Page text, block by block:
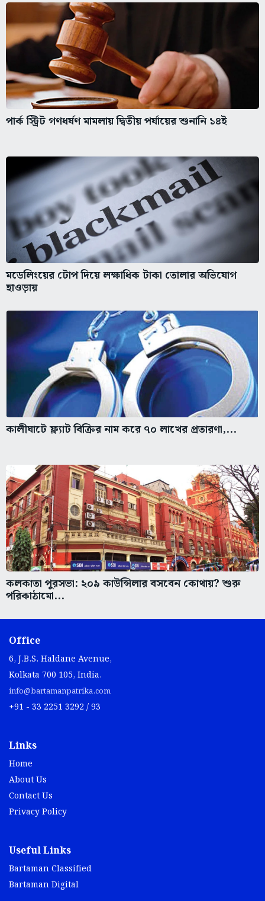
পার্ক স্ট্রিট গণধর্ষণ মামলায় দ্বিতীয় পর্যায়ের শুনানি ১৪ই
মডেলিংয়ের টোপ দিয়ে লক্ষাধিক টাকা তোলার অভিযোগ
হাওড়ায়
কালীঘাটে ফ্ল্যাট বিক্রির নাম করে ৭০ লাখের প্রতারণা,...
কলকাতা পুরসভা: ২০৯ কাউন্সিলার বসবেন কোথায়? শুরু
পরিকাঠামো...
Office
6, J.B.S. Haldane Avenue,
Kolkata 700 105, India.
info@bartamanpatrika.com
+91 - 33 2251 3292 / 93
Links
Home
About Us
Contact Us
Privacy Policy
Useful Links
Bartaman Classified
Bartaman Digital